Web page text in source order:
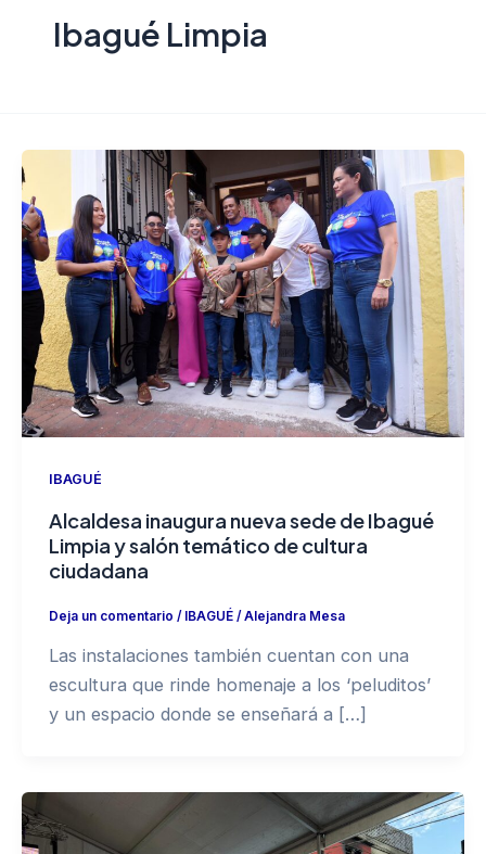
Ibagué Limpia
IBAGUÉ
Alcaldesa inaugura nueva sede de Ibagué
Limpia y salón temático de cultura
ciudadana
Deja un comentario / IBAGUÉ/ Alejandra Mesa
Las instalaciones también cuentan con una
escultura que rinde homenaje a los ‘peluditos’
y un espacio donde se enseñará a […]